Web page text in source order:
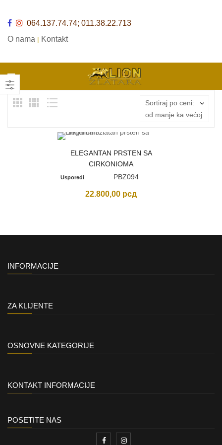
064.137.74.74; 011.38.22.713
O nama | Kontakt
Sortiraj po ceni:
od manje ka većoj
ELEGANTAN PRSTEN SA
CIRKONIOMA
Usporedi PBZ094
22.800,00 рсд
INFORMACIJE
ZA KLIJENTE
OSNOVNE KATEGORIJE
KONTAKT INFORMACIJE
POSETITE NAS